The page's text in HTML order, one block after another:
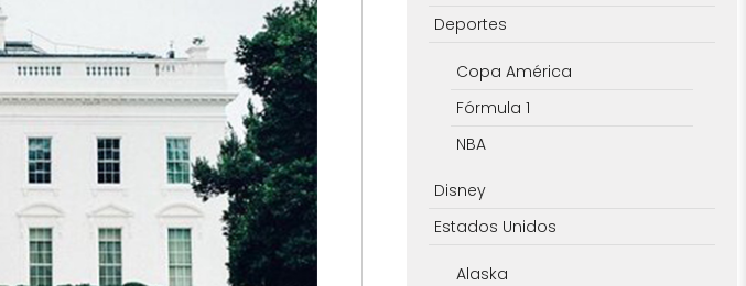
Deportes
Copa América
Fórmula 1
NBA
Disney
Estados Unidos
Alaska